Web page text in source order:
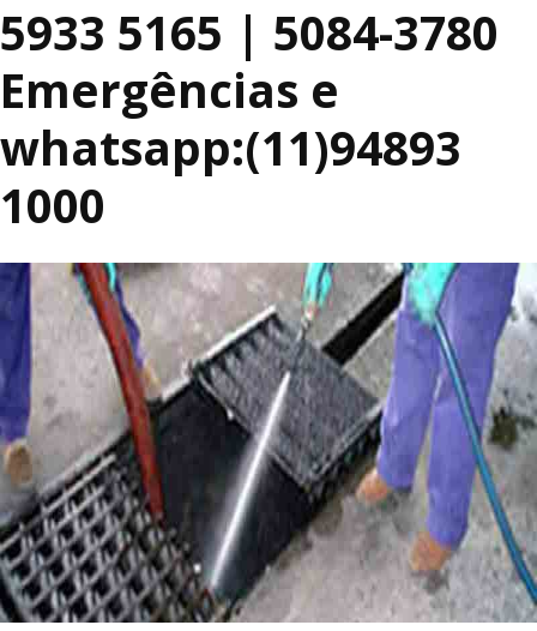
5933 5165 | 5084-3780
Emergências e
whatsapp:(11)94893
1000